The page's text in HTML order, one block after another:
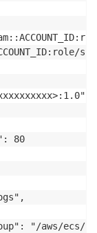
80
"/aws/ecs/